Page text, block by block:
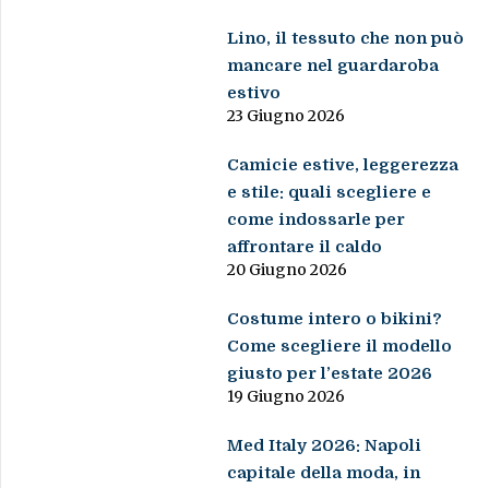
Lino, il tessuto che non può
mancare nel guardaroba
estivo
23 Giugno 2026
Camicie estive, leggerezza
e stile: quali scegliere e
come indossarle per
affrontare il caldo
20 Giugno 2026
Costume intero o bikini?
Come scegliere il modello
giusto per l’estate 2026
19 Giugno 2026
Med Italy 2026: Napoli
capitale della moda, in